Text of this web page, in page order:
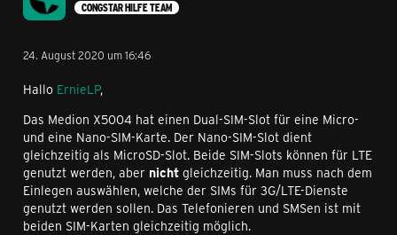
CONGSTAR HILFE TEAM
24. August 2020 um 16:46
Hallo ErnieLP,
Das Medion X5004 hat einen Dual-SIM-Slot für eine Micro-
und eine Nano-SIM-Karte. Der Nano-SIM-Slot dient
gleichzeitig als MicroSD-Slot. Beide SIM-Slots können für LTE
genutzt werden, aber nicht gleichzeitig. Man muss nach dem
Einlegen auswählen, welche der SIMs für 3G/LTE-Dienste
genutzt werden sollen. Das Telefonieren und SMSen ist mit
beiden SIM-Karten gleichzeitig möglich.